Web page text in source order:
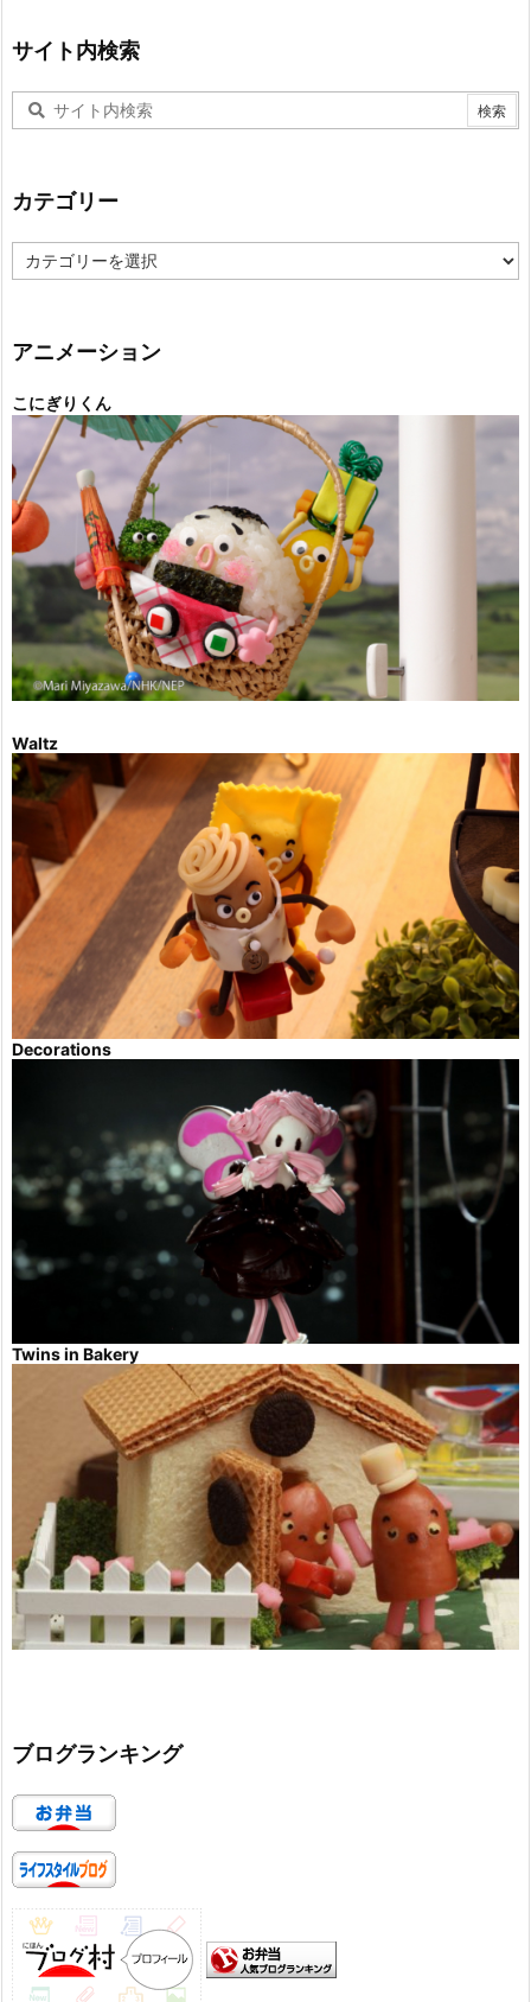
サイト内検索
カテゴリー
テ
ー
アニメーション
こにぎりくん
Waltz
Decorations
Twins in Bakery
ブログランキング